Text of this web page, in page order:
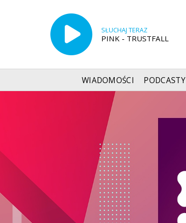
SŁUCHAJ TERAZ
PINK - TRUSTFALL
WIADOMOŚCI PODCASTY